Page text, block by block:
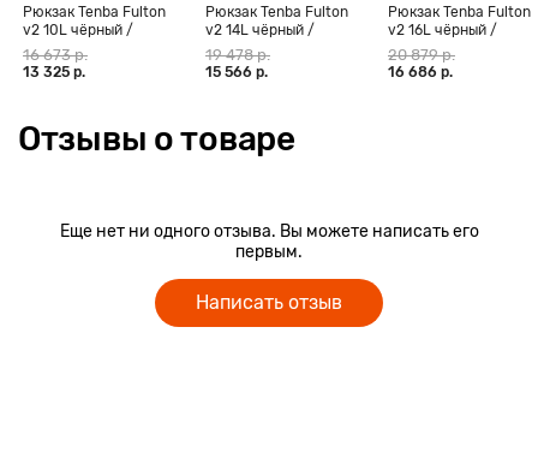
комфорт при переноске и распределение веса.
Вся внешняя ткань обработана, чтобы сделать сумку
водоотталкивающей, которая может быть дополнительно
Рюкзак Tenba Fulton
v2 10L чёрный /
камуфляж All WR
16 673 р.
13 325 р.
Рюкзак Tenba Fulton
v2 14L чёрный /
камуфляж All WR
19 478 р.
15 566 р.
Рюкзак Tenba Fulton
v2 16L чёрный /
камуфляж All WR
20 879 р.
16 686 р.
Отзывы о товаре
Еще нет ни одного отзыва. Вы можете написать его
первым.
Написать отзыв